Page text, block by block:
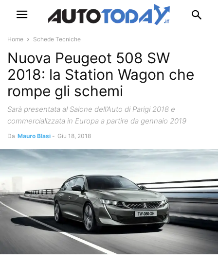
Home Schede Tecniche
Nuova Peugeot 508 SW
2018: la Station Wagon che
rompe gli schemi
Sarà presentata al Salone dell’Auto di Parigi 2018 e
commercializzata in Europa a partire da gennaio 2019
Da Mauro Blasi - Giu 18, 2018